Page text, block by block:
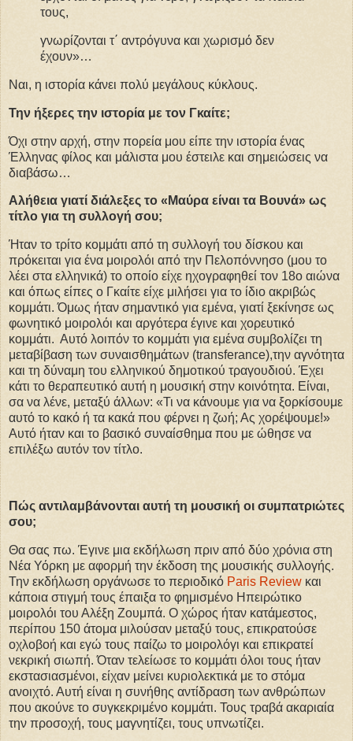
τους,
γνωρίζονται τ΄ αντρόγυνα και χωρισμό δεν
έχουν»…
Ναι, η ιστορία κάνει πολύ μεγάλους κύκλους.
Την ήξερες την ιστορία με τον Γκαίτε;
Όχι στην αρχή, στην πορεία μου είπε την ιστορία ένας
Έλληνας φίλος και μάλιστα μου έστειλε και σημειώσεις να
διαβάσω…
Αλήθεια γιατί διάλεξες το «Μαύρα είναι τα Βουνά» ως
τίτλο για τη συλλογή σου;
Ήταν το τρίτο κομμάτι από τη συλλογή του δίσκου και
πρόκειται για ένα μοιρολόι από την Πελοπόννησο (μου το
λέει στα ελληνικά) το οποίο είχε ηχογραφηθεί τον 18ο αιώνα
και όπως είπες ο Γκαίτε είχε μιλήσει για το ίδιο ακριβώς
κομμάτι. Όμως ήταν σημαντικό για εμένα, γιατί ξεκίνησε ως
φωνητικό μοιρολόι και αργότερα έγινε και χορευτικό
κομμάτι. Αυτό λοιπόν το κομμάτι για εμένα συμβολίζει τη
μεταβίβαση των συναισθημάτων (transferance),την αγνότητα
και τη δύναμη του ελληνικού δημοτικού τραγουδιού. Έχει
κάτι το θεραπευτικό αυτή η μουσική στην κοινότητα. Είναι,
σα να λένε, μεταξύ άλλων: «Τι να κάνουμε για να ξορκίσουμε
αυτό το κακό ή τα κακά που φέρνει η ζωή; Ας χορέψουμε!»
Αυτό ήταν και το βασικό συναίσθημα που με ώθησε να
επιλέξω αυτόν τον τίτλο.
Πώς αντιλαμβάνονται αυτή τη μουσική οι συμπατριώτες
σου;
Θα σας πω. Έγινε μια εκδήλωση πριν από δύο χρόνια στη
Νέα Υόρκη με αφορμή την έκδοση της μουσικής συλλογής.
Την εκδήλωση οργάνωσε το περιοδικό Paris Review και
κάποια στιγμή τους έπαιξα το φημισμένο Ηπειρώτικο
μοιρολόι του Αλέξη Ζουμπά. Ο χώρος ήταν κατάμεστος,
περίπου 150 άτομα μιλούσαν μεταξύ τους, επικρατούσε
οχλοβοή και εγώ τους παίζω το μοιρολόγι και επικρατεί
νεκρική σιωπή. Όταν τελείωσε το κομμάτι όλοι τους ήταν
εκστασιασμένοι, είχαν μείνει κυριολεκτικά με το στόμα
ανοιχτό. Αυτή είναι η συνήθης αντίδραση των ανθρώπων
που ακούνε το συγκεκριμένο κομμάτι. Τους τραβά ακαριαία
την προσοχή, τους μαγνητίζει, τους υπνωτίζει.